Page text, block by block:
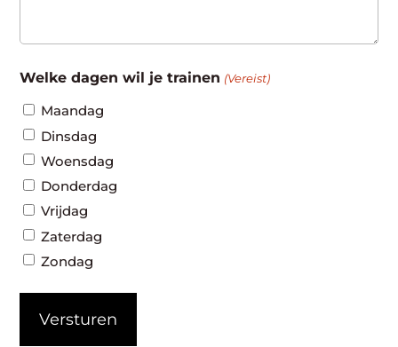
Welke dagen wil je trainen (Vereist)
Maandag
Dinsdag
Woensdag
Donderdag
Vrijdag
Zaterdag
Zondag